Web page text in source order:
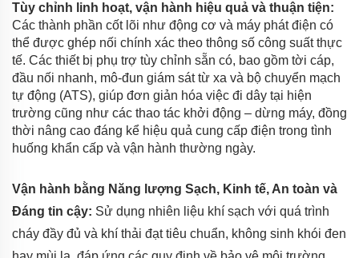
Tùy chỉnh linh hoạt, vận hành hiệu quả và thuận tiện:
Các thành phần cốt lõi như động cơ và máy phát điện có
thể được ghép nối chính xác theo thông số công suất thực
tế. Các thiết bị phụ trợ tùy chỉnh sẵn có, bao gồm tời cáp,
đầu nối nhanh, mô-đun giám sát từ xa và bộ chuyển mạch
tự động (ATS), giúp đơn giản hóa việc đi dây tại hiện
trường cũng như các thao tác khởi động – dừng máy, đồng
thời nâng cao đáng kể hiệu quả cung cấp điện trong tình
huống khẩn cấp và vận hành thường ngày.
Vận hành bằng Năng lượng Sạch, Kinh tế, An toàn và
Đáng tin cậy: Sử dụng nhiên liệu khí sạch với quá trình
cháy đầy đủ và khí thải đạt tiêu chuẩn, không sinh khói đen